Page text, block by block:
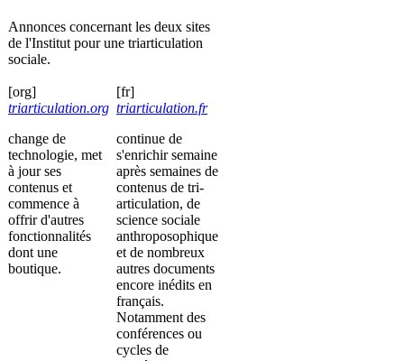
Annonces concernant les deux sites
de l'Institut pour une triarticulation
sociale.
[org]
triarticulation.org
change de
technologie, met
à jour ses
contenus et
commence à
offrir d'autres
fonctionnalités
dont une
boutique.
[fr]
triarticulation.fr
continue de
s'enrichir semaine
après semaines de
contenus de tri-
articulation, de
science sociale
anthroposophique
et de nombreux
autres documents
encore inédits en
français.
Notamment des
conférences ou
cycles de